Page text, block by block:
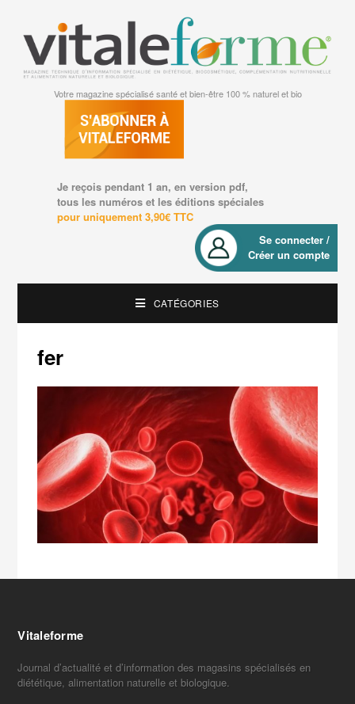
Votre magazine spécialisé santé et bien-être 100 % naturel et bio
Je reçois pendant 1 an, en version pdf,
tous les numéros et les éditions spéciales
pour uniquement 3,90€ TTC
Se connecter /
Créer un compte
CATÉGORIES
fer
Vitaleforme
Journal d’actualité et d’information des magasins spécialisés en
diététique, alimentation naturelle et biologique.